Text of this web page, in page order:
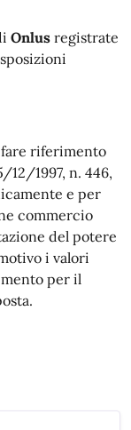
Onlus registrate
fare riferimento
12/1997, n. 446,
e per
commercio
del potere
i valori
per il